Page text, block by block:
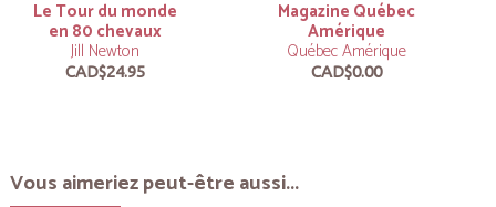
Le Tour du monde
en 80 chevaux
Jill Newton
CAD$24.95
Magazine Québec
Amérique
Québec Amérique
CAD$0.00
Vous aimeriez peut-être aussi...